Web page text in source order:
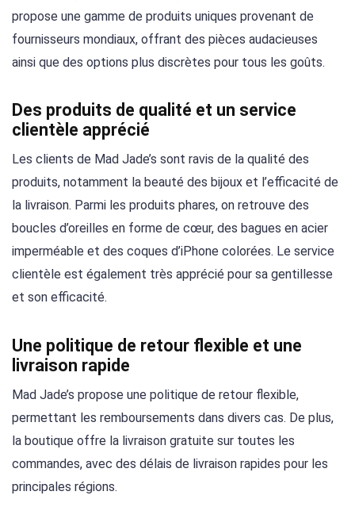
propose une gamme de produits uniques provenant de
fournisseurs mondiaux, offrant des pièces audacieuses
ainsi que des options plus discrètes pour tous les goûts.
Des produits de qualité et un service
clientèle apprécié
Les clients de Mad Jade’s sont ravis de la qualité des
produits, notamment la beauté des bijoux et l’efficacité de
la livraison. Parmi les produits phares, on retrouve des
boucles d’oreilles en forme de cœur, des bagues en acier
imperméable et des coques d’iPhone colorées. Le service
clientèle est également très apprécié pour sa gentillesse
et son efficacité.
Une politique de retour flexible et une
livraison rapide
Mad Jade’s propose une politique de retour flexible,
permettant les remboursements dans divers cas. De plus,
la boutique offre la livraison gratuite sur toutes les
commandes, avec des délais de livraison rapides pour les
principales régions.